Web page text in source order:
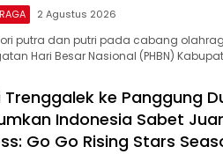
2 Agustus 2026
putra dan putri pada cabang
Hari Besar Nasional (PHBN)
Trenggalek ke Panggung
Indonesia Sabet
Go Go Rising Stars